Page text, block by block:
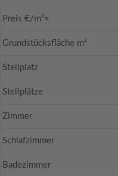
Preis €/m²≈
Grundstücksfläche m²
Stellplatz
Stellplätze
Zimmer
Schlafzimmer
Badezimmer